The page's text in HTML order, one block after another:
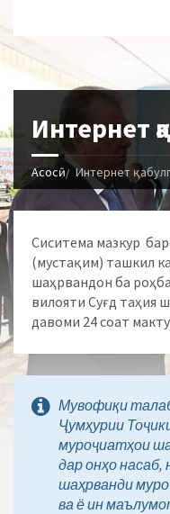
Интернет
Асосӣ Интернет
Сиситема мазкур
(мустақим) ташкил
шаҳрвандон ба
вилояти Суғд таҳия
давоми 24 соат
Мувофиқи
Ҷумҳурии
муроҷиатҳои
дар онҳо насаб,
шаҳрванди
ва ё ин